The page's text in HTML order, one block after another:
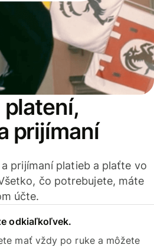
prijímaní
prijímaní platieb a plaťte vo
čo potrebujete, máte
účte.
odkiaľkoľvek.
mať vždy po ruke a môžete